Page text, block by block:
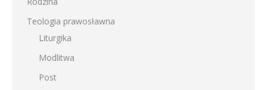
Teologia prawosławna
Liturgika
Modlitwa
Post